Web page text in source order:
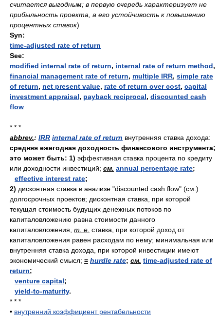
считается выгодным; в первую очередь характеризует не
прибыльность проекта, а его устойчивость к повышению
процентных ставок)
Syn:
time-adjusted rate of return
See:
modified internal rate of return, internal rate of return method,
financial management rate of return, multiple IRR, simple rate
of return, net present value, rate of return over cost, capital
investment appraisal, payback reciprocal, discounted cash
flow
* * *
abbrev.: IRR internal rate of return внутренняя ставка дохода:
средняя ежегодная доходность финансового инструмента;
это может быть: 1) эффективная ставка процента по кредиту
или доходности инвестиций; см. annual percentage rate;
effective interest rate;
2) дисконтная ставка в анализе "discounted cash flow" (см.)
долгосрочных проектов; дисконтная ставка, при которой
текущая стоимость будущих денежных потоков по
капиталовложению равна стоимости данного
капиталовложения, т. е. ставка, при которой доход от
капиталовложения равен расходам по нему; минимальная или
внутренняя ставка дохода, при которой инвестиции имеют
экономический смысл; = hurdle rate; см. time-adjusted rate of
return;
venture capital;
yield-to-maturity.
* * *
• внутренний коэффициент рентабельности